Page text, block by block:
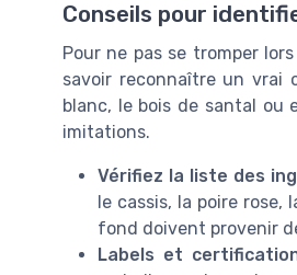
Conseils pour
Pour ne pas se tromper
savoir reconnaître un vrai
blanc, le bois de santal ou
imitations.
Vérifiez la liste des
le cassis, la poire
fond doivent provenir
Labels et